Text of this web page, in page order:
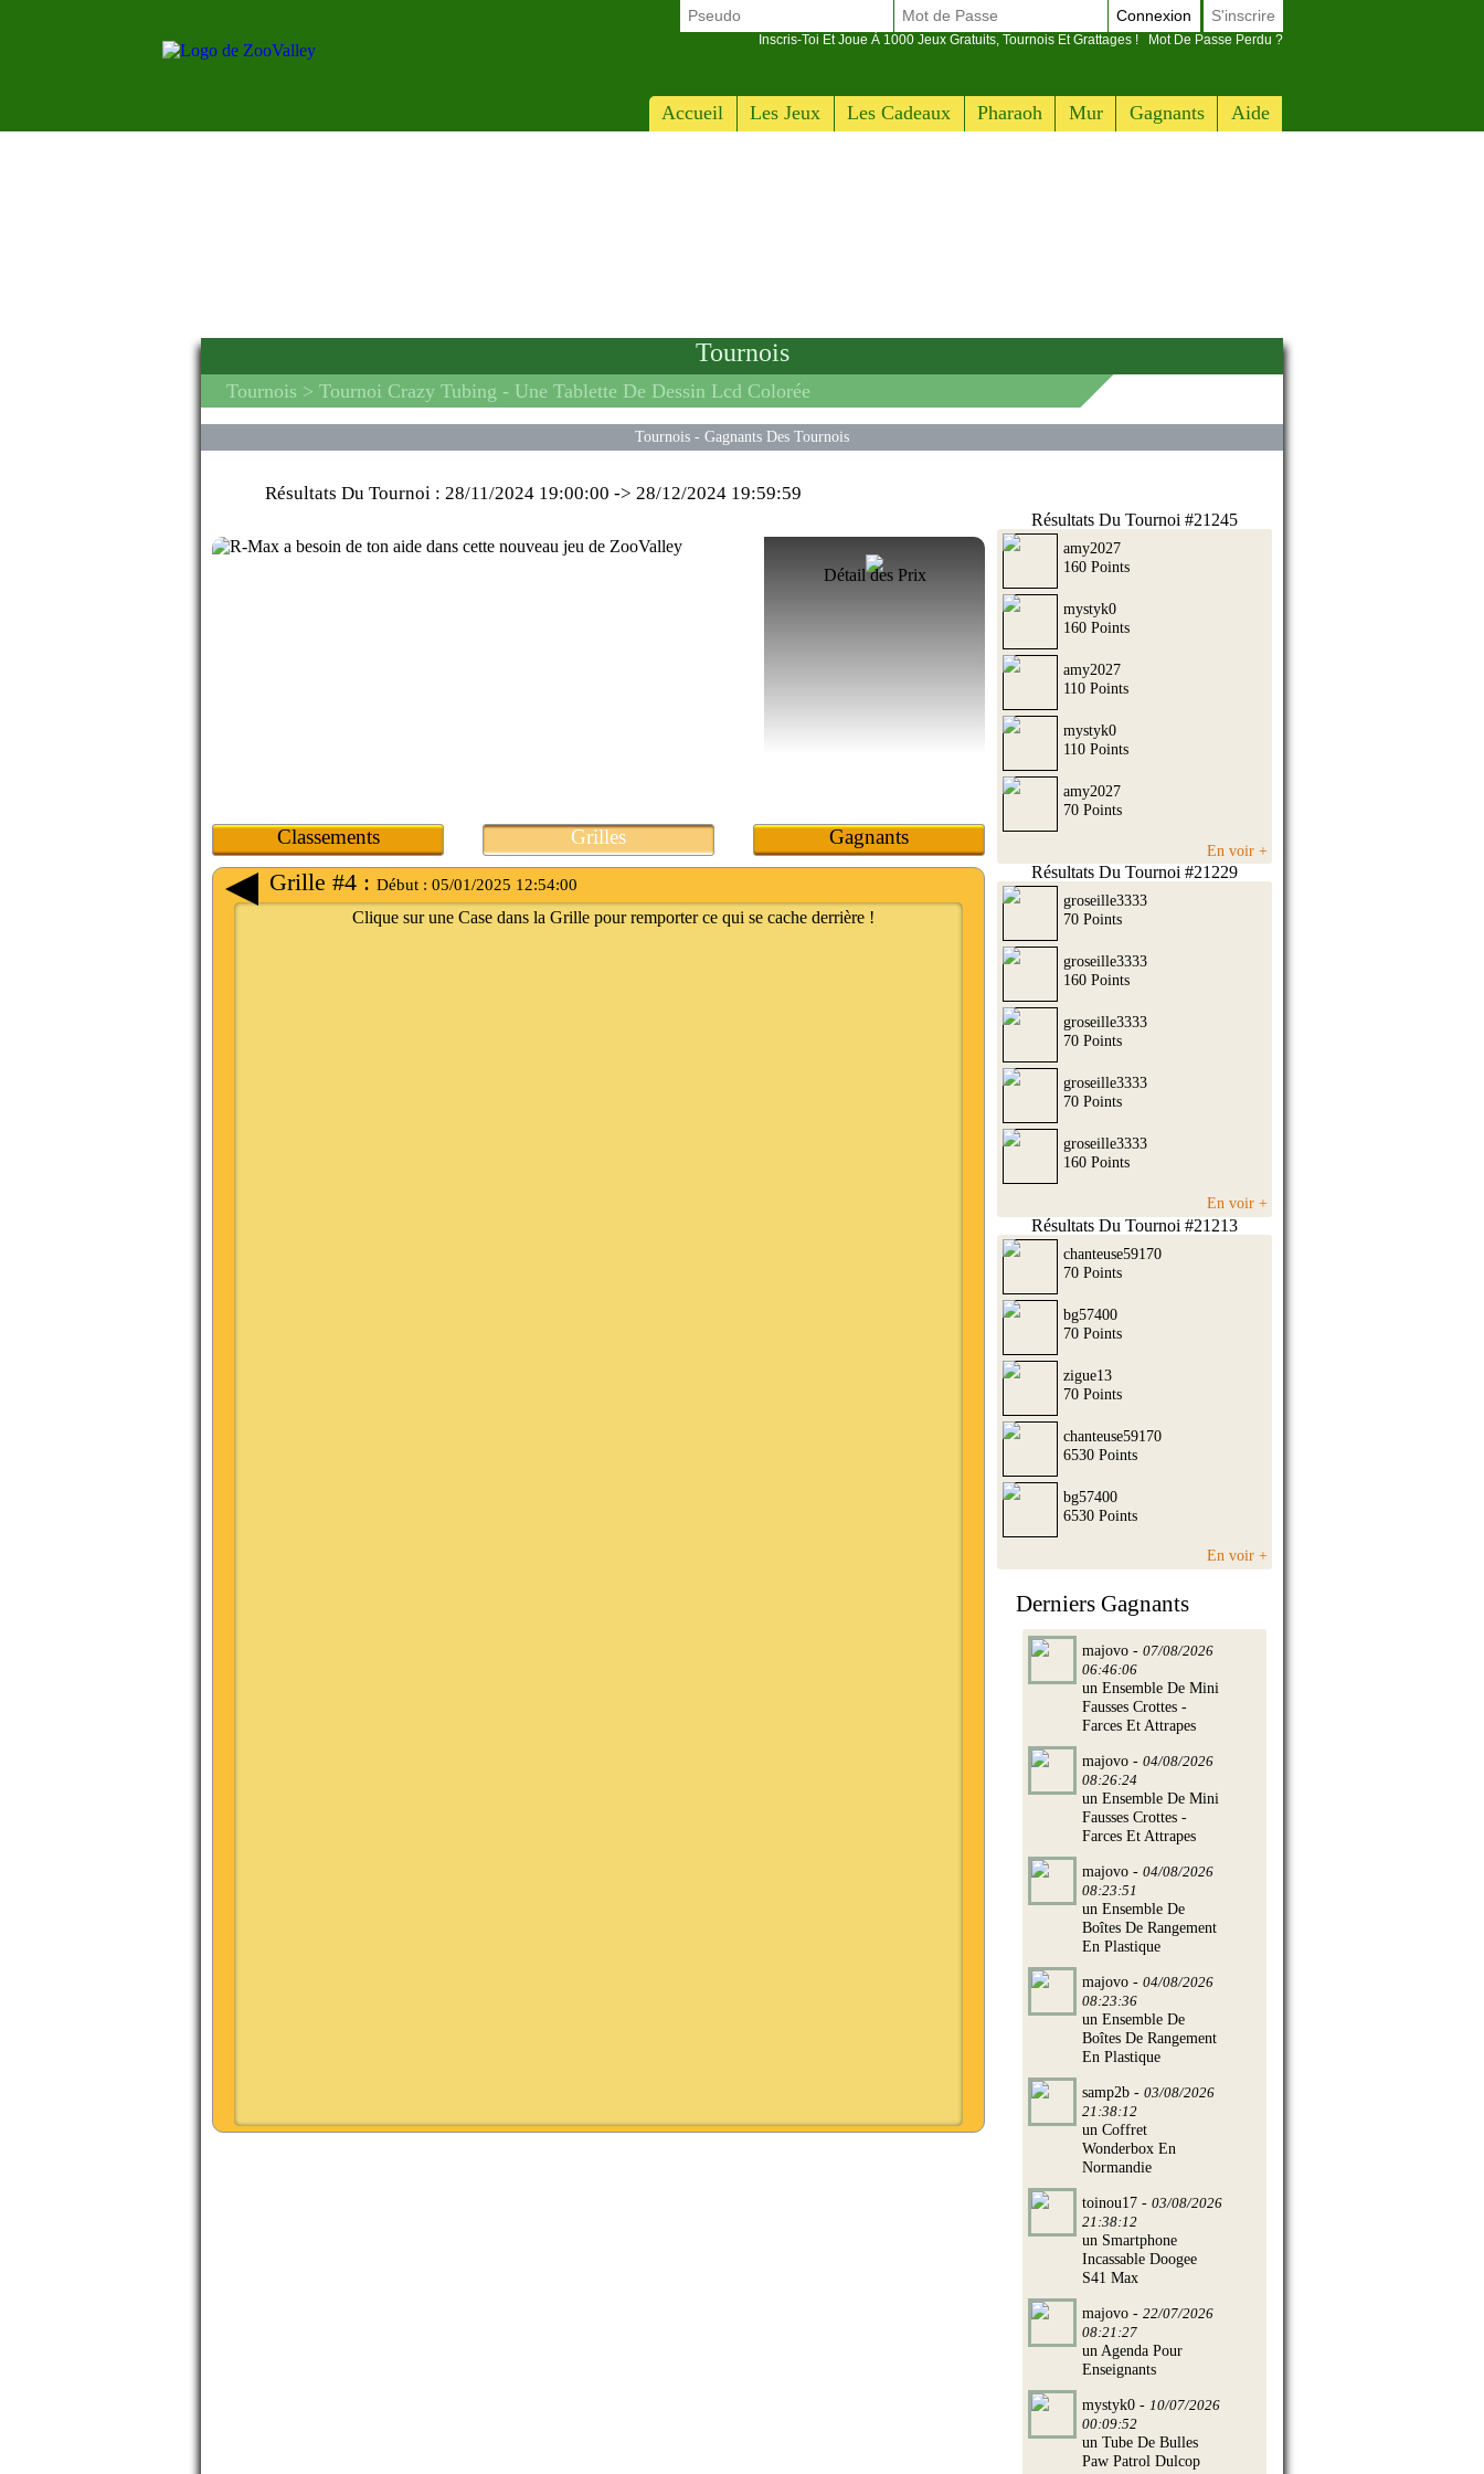
Accueil Les Jeux Les Cadeaux Pharaoh Mur Gagnants Aide
Connexion S'inscrire
Inscris-Toi Et Joue À 1000 Jeux Gratuits, Tournois Et Grattages ! Mot De Passe Perdu ?
Tournois
Tournois > Tournoi Crazy Tubing - Une Tablette De Dessin Lcd Colorée
Tournois - Gagnants Des Tournois
Résultats Du Tournoi :28/11/2024 19:00:00 ->28/12/2024 19:59:59
Détail des Prix
Classements Grilles Gagnants
Grille #4 :Début :05/01/2025 12:54:00
Clique sur une Case dans la Grille pour remporter ce qui se cache derrière !
Résultats Du Tournoi #21245
amy2027
160 Points
mystyk0
160 Points
amy2027
110 Points
mystyk0
110 Points
amy2027
70 Points
En voir +
Résultats Du Tournoi #21229
groseille3333
70 Points
groseille3333
160 Points
groseille3333
70 Points
groseille3333
70 Points
groseille3333
160 Points
En voir +
Résultats Du Tournoi #21213
chanteuse59170
70 Points
bg57400
70 Points
zigue13
70 Points
chanteuse59170
6530 Points
bg57400
6530 Points
En voir +
Derniers Gagnants
majovo - 07/08/2026
06:46:06
un Ensemble De Mini
Fausses Crottes -
Farces Et Attrapes
majovo - 04/08/2026
08:26:24
un Ensemble De Mini
Fausses Crottes -
Farces Et Attrapes
majovo - 04/08/2026
08:23:51
un Ensemble De
Boîtes De Rangement
En Plastique
majovo - 04/08/2026
08:23:36
un Ensemble De
Boîtes De Rangement
En Plastique
samp2b - 03/08/2026
21:38:12
un Coffret
Wonderbox En
Normandie
toinou17 - 03/08/2026
21:38:12
un Smartphone
Incassable Doogee
S41 Max
majovo - 22/07/2026
08:21:27
un Agenda Pour
Enseignants
mystyk0 - 10/07/2026
00:09:52
un Tube De Bulles
Paw Patrol Dulcop